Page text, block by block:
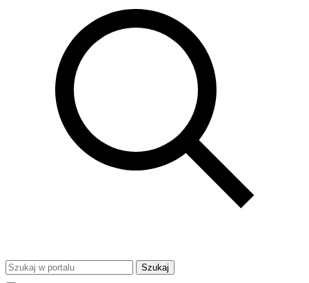
Szukaj